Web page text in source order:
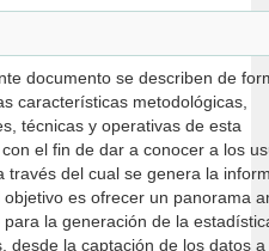
documento se describen de
características metodológicas,
técnicas y operativas de esta
el fin de dar a conocer a los
través del cual se genera la
objetivo es ofrecer un panorama
para la generación de la
desde la captación de los datos